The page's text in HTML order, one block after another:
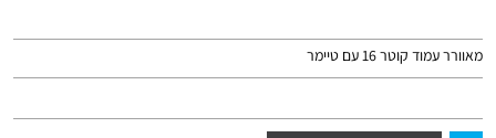
מאוורר עמוד קוטר 16 עם טיימר